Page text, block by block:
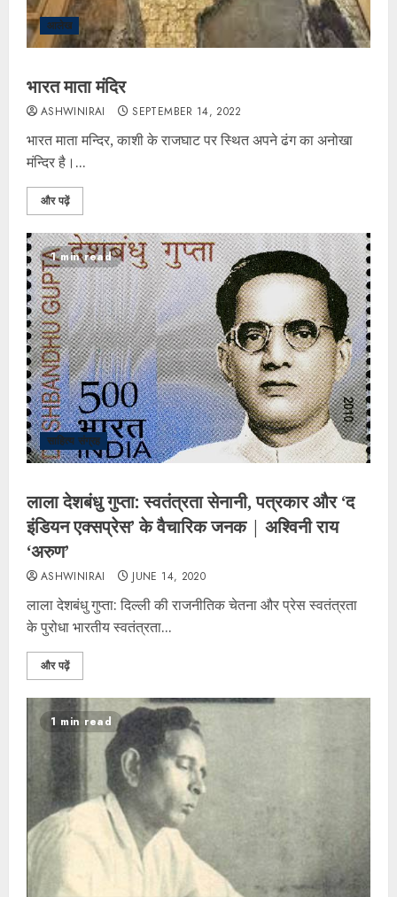
आलेख
भारत माता मंदिर
ASHWINIRAI SEPTEMBER 14, 2022
भारत माता मन्दिर, काशी के राजघाट पर स्थित अपने ढंग का अनोखा
मंन्दिर है।...
और पढ़ें
1 min read
साहित्य संग्रह
लाला देशबंधु गुप्ता: स्वतंत्रता सेनानी, पत्रकार और ‘द
इंडियन एक्सप्रेस’ के वैचारिक जनक | अश्विनी राय
‘अरुण’
ASHWINIRAI JUNE 14, 2020
लाला देशबंधु गुप्ता: दिल्ली की राजनीतिक चेतना और प्रेस स्वतंत्रता
के पुरोधा ​भारतीय स्वतंत्रता...
और पढ़ें
1 min read